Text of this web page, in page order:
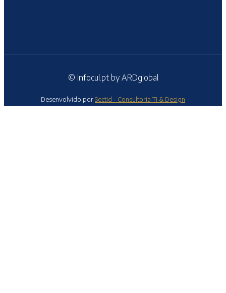
© Infocul.pt by ARDglobal
Desenvolvido porSectid - Consultoria TI & Design